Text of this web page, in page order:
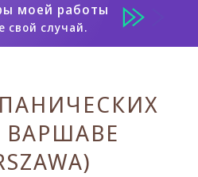
моей работы
свой случай.
ВАРШАВЕ